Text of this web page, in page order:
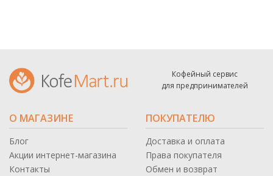
Кофейный сервис
для предпринимателей
О МАГАЗИНЕ
Блог
Акции интернет-магазина
Контакты
ПОКУПАТЕЛЮ
Доставка и оплата
Права покупателя
Обмен и возврат